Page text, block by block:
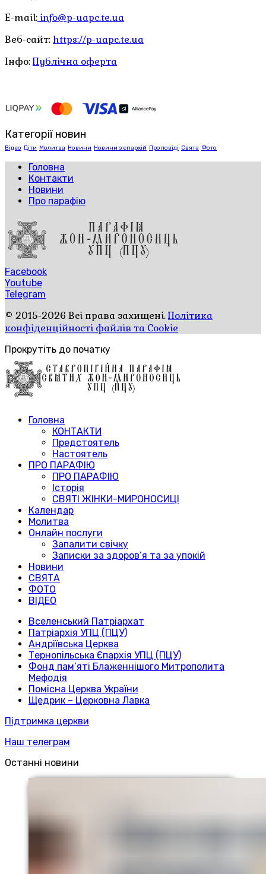
E-mail: info@p-uapc.te.ua
Веб-сайт: https://p-uapc.te.ua
Інфо:Публічна оферта
Категорії новин
Відео Діти Молитва Новини Новини з єпархій Проповіді Свята Фото
Головна
Контакти
Новини
Про парафію
Facebook
Youtube
Telegram
© 2015-2026 Всі права захищені.Політика
конфіденційності файлів та Cookie
Прокрутіть до початку
Головна
КОНТАКТИ
Предстоятель
Настоятель
ПРО ПАРАФІЮ
ПРО ПАРАФІЮ
Історія
СВЯТІ ЖІНКИ-МИРОНОСИЦІ
Календар
Молитва
Онлайн послуги
Запалити свічку
Записки за здоров’я та за упокій
Новини
СВЯТА
ФОТО
ВІДЕО
Вселенський Патріархат
Патріархія УПЦ (ПЦУ)
Андріївська Церква
Тернопільська Єпархія УПЦ (ПЦУ)
Фонд пам’яті Блаженнішого Митрополита
Мефодія
Помісна Церква України
Щедрик – Церковна Лавка
Підтримка церкви
Наш телеграм
Останні новини